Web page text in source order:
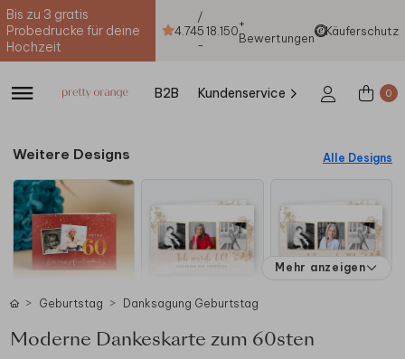
Bis zu 3 gratis
Probedrucke für deine
Hochzeit
4.74
/
5
-
18.150+
Bewertungen
Käuferschutz
B2B Kundenservice 0
Weitere Designs Alle Designs
Mehr anzeigen
Geburtstag Danksagung Geburtstag
Moderne Dankeskarte zum 60sten